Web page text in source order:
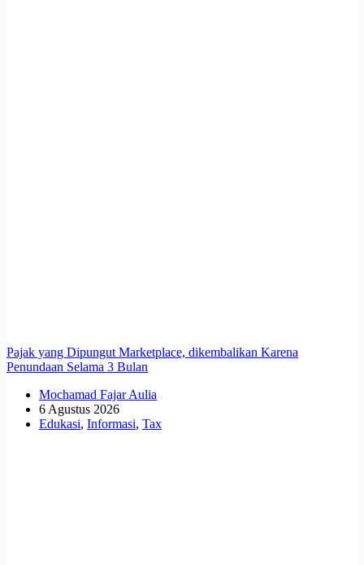
Pajak yang Dipungut Marketplace, dikembalikan Karena
Penundaan Selama 3 Bulan
Mochamad Fajar Aulia
6 Agustus 2026
Edukasi, Informasi, Tax